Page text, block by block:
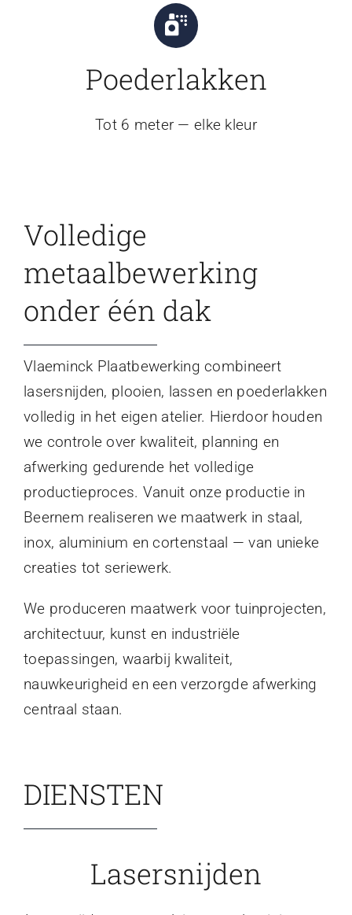
Poederlakken
Tot 6 meter — elke kleur
Volledige
metaalbewerking
onder één dak
Vlaeminck Plaatbewerking combineert
lasersnijden, plooien, lassen en poederlakken
volledig in het eigen atelier. Hierdoor houden
we controle over kwaliteit, planning en
afwerking gedurende het volledige
productieproces. Vanuit onze productie in
Beernem realiseren we maatwerk in staal,
inox, aluminium en cortenstaal — van unieke
creaties tot seriewerk.
We produceren maatwerk voor tuinprojecten,
architectuur, kunst en industriële
toepassingen, waarbij kwaliteit,
nauwkeurigheid en een verzorgde afwerking
centraal staan.
DIENSTEN
Lasersnijden